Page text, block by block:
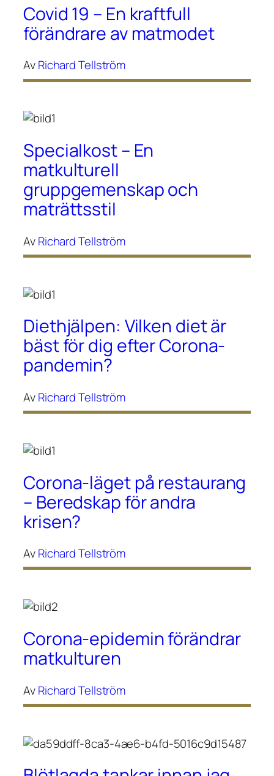
Covid 19 – En kraftfull
förändrare av matmodet
AvRichard Tellström
Specialkost – En
matkulturell
gruppgemenskap och
maträttsstil
AvRichard Tellström
Diethjälpen: Vilken diet är
bäst för dig efter Corona-
pandemin?
AvRichard Tellström
Corona-läget på restaurang
– Beredskap för andra
krisen?
AvRichard Tellström
Corona-epidemin förändrar
matkulturen
AvRichard Tellström